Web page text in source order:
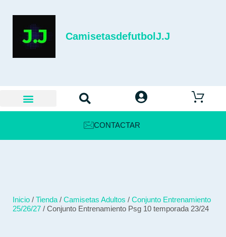
CamisetasdefutbolJ.J
CONTACTAR
Inicio / Tienda / Camisetas Adultos / Conjunto Entrenamiento
25/26/27 / Conjunto Entrenamiento Psg 10 temporada 23/24